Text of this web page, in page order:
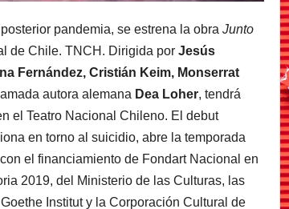
pandemia, se estrena la obra Junto
de Chile. TNCH. Dirigida por Jesús
Fernández, Cristián Keim, Monserrat
autora alemana Dea Loher, tendrá
el Teatro Nacional Chileno. El debut
en torno al suicidio, abre la temporada
el financiamiento de Fondart Nacional en
2019, del Ministerio de las Culturas, las
Institut y la Corporación Cultural de